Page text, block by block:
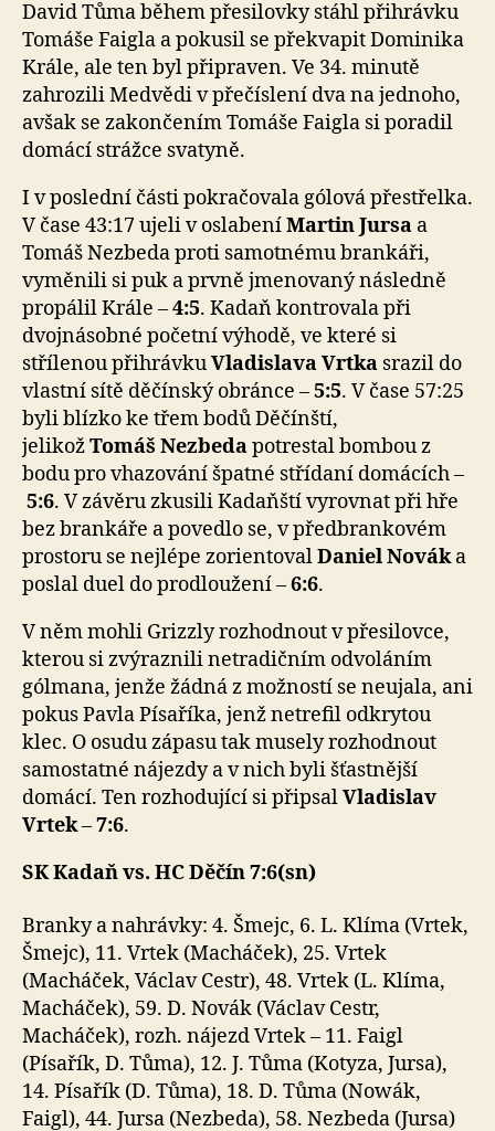
David Tůma během přesilovky stáhl přihrávku
Tomáše Faigla a pokusil se překvapit Dominika
Krále, ale ten byl připraven. Ve 34. minutě
zahrozili Medvědi v přečíslení dva na jednoho,
avšak se zakončením Tomáše Faigla si poradil
domácí strážce svatyně.
I v poslední části pokračovala gólová přestřelka.
V čase 43:17 ujeli v oslabeníMartin Jursa a
Tomáš Nezbeda proti samotnému brankáři,
vyměnili si puk a prvně jmenovaný následně
propálil Krále –4:5. Kadaň kontrovala při
dvojnásobné početní výhodě, ve které si
střílenou přihrávkuVladislava Vrtka srazil do
vlastní sítě děčínský obránce –5:5. V čase 57:25
byli blízko ke třem bodů Děčínští,
jelikožTomáš Nezbedapotrestal bombou z
bodu pro vhazování špatné střídaní domácích –
5:6. V závěru zkusili Kadaňští vyrovnat při hře
bez brankáře a povedlo se, v předbrankovém
prostoru se nejlépe zorientovalDaniel Nováka
poslal duel do prodloužení –6:6.
V něm mohli Grizzly rozhodnout v přesilovce,
kterou si zvýraznili netradičním odvoláním
gólmana, jenže žádná z možností se neujala, ani
pokus Pavla Písaříka, jenž netrefil odkrytou
klec. O osudu zápasu tak musely rozhodnout
samostatné nájezdy a v nich byli šťastnější
domácí. Ten rozhodující si připsalVladislav
Vrtek–7:6.
SK Kadaň vs. HC Děčín7:6(sn)
Branky a nahrávky: 4. Šmejc, 6. L. Klíma (Vrtek,
Šmejc), 11. Vrtek (Macháček), 25. Vrtek
(Macháček, Václav Cestr), 48. Vrtek (L. Klíma,
Macháček), 59. D. Novák (Václav Cestr,
Macháček), rozh. nájezd Vrtek – 11. Faigl
(Písařík, D. Tůma), 12. J. Tůma (Kotyza, Jursa),
14. Písařík (D. Tůma), 18. D. Tůma (Nowák,
Faigl), 44. Jursa (Nezbeda), 58. Nezbeda (Jursa)